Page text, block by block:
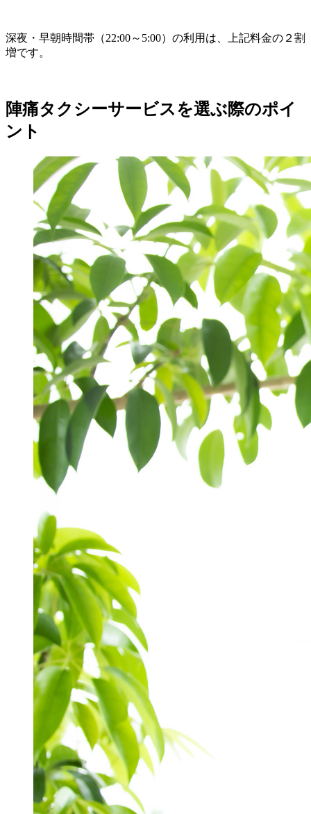
深夜・早朝時間帯（22:00～5:00）の利用は、上記料金の２割
増です。
陣痛タクシーサービスを選ぶ際のポイ
ント